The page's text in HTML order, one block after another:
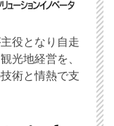
役となり自走
光地経営を、
術と情熱で支